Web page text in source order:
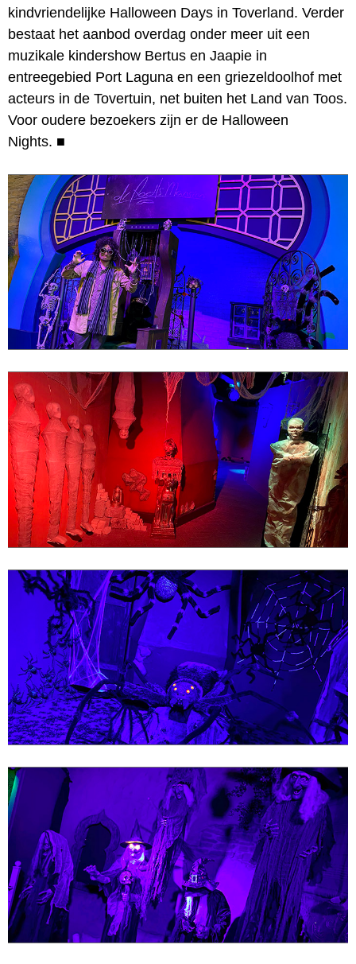
kindvriendelijke Halloween Days in Toverland. Verder
bestaat het aanbod overdag onder meer uit een
muzikale kindershow Bertus en Jaapie in
entreegebied Port Laguna en een griezeldoolhof met
acteurs in de Tovertuin, net buiten het Land van Toos.
Voor oudere bezoekers zijn er de Halloween
Nights. ■